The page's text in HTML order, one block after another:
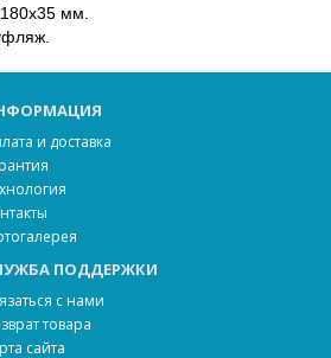
мм.
и доставка
ПОДДЕРЖКИ
с нами
товара
сайта